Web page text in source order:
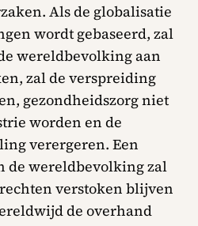
Als de globalisatie
wordt gebaseerd, zal
wereldbevolking aan
zal de verspreiding
gezondheidszorg niet
worden en de
verergeren. Een
de wereldbevolking zal
verstoken blijven
de overhand